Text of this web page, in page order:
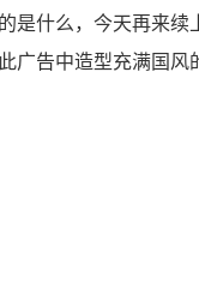
是什么，今天再来续
广告中造型充满国风